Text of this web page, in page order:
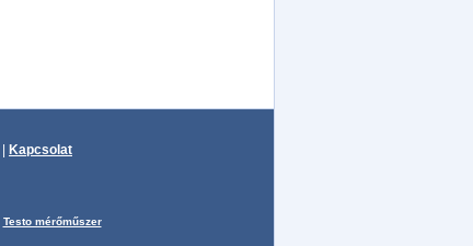
Kapcsolat
Testo mérőműszer